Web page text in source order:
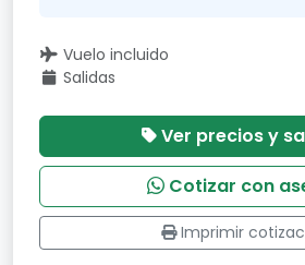
Vuelo incluido
Salidas
Ver precios y
Cotizar con
Imprimir